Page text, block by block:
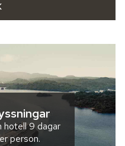
hotell9 dagar
person.